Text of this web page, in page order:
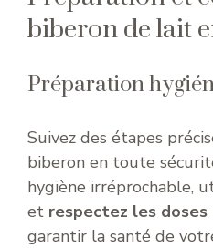
biberon de lait
Préparation
Suivez des étapes
biberon en toute
hygiène irréprochable,
et respectez les doses
garantir la santé de